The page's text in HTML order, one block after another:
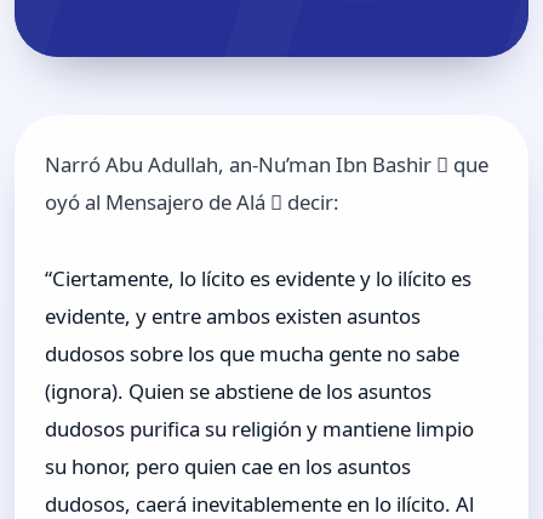
Narró Abu Adullah, an-Nu’man Ibn Bashir  que
oyó al Mensajero de Alá  decir:
“Ciertamente, lo lícito es evidente y lo ilícito es
evidente, y entre ambos existen asuntos
dudosos sobre los que mucha gente no sabe
(ignora). Quien se abstiene de los asuntos
dudosos purifica su religión y mantiene limpio
su honor, pero quien cae en los asuntos
dudosos, caerá inevitablemente en lo ilícito. Al